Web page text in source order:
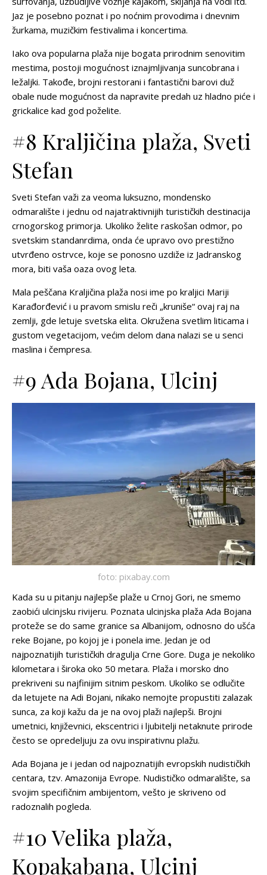
Jaz je posebno poznat i po noćnim provodima i dnevnim
žurkama, muzičkim festivalima i koncertima.
Iako ova popularna plaža nije bogata prirodnim senovitim
mestima, postoji mogućnost iznajmljivanja suncobrana i
ležaljki. Takođe, brojni restorani i fantastični barovi duž
obale nude mogućnost da napravite predah uz hladno piće i
grickalice kad god poželite.
#8 Kraljičina plaža, Sveti
Stefan
Sveti Stefan važi za veoma luksuzno, mondensko
odmaralište i jednu od najatraktivnijih turističkih destinacija
crnogorskog primorja. Ukoliko želite raskošan odmor, po
svetskim standanrdima, onda će upravo ovo prestižno
utvrđeno ostrvce, koje se ponosno uzdiže iz Jadranskog
mora, biti vaša oaza ovog leta.
Mala peščana Kraljičina plaža nosi ime po kraljici Mariji
Karađorđević i u pravom smislu reči „kruniše“ ovaj raj na
zemlji, gde letuje svetska elita. Okružena svetlim liticama i
gustom vegetacijom, većim delom dana nalazi se u senci
maslina i čempresa.
#9 Ada Bojana, Ulcinj
foto: pixabay.com
Kada su u pitanju najlepše plaže u Crnoj Gori, ne smemo
zaobići ulcinjsku rivijeru. Poznata ulcinjska plaža Ada Bojana
proteže se do same granice sa Albanijom, odnosno do ušća
reke Bojane, po kojoj je i ponela ime. Jedan je od
najpoznatijih turističkih dragulja Crne Gore. Duga je nekoliko
kilometara i široka oko 50 metara. Plaža i morsko dno
prekriveni su najfinijim sitnim peskom. Ukoliko se odlučite
da letujete na Adi Bojani, nikako nemojte propustiti zalazak
sunca, za koji kažu da je na ovoj plaži najlepši. Brojni
umetnici, književnici, ekscentrici i ljubitelji netaknute prirode
često se opredeljuju za ovu inspirativnu plažu.
Ada Bojana je i jedan od najpoznatijih evropskih nudističkih
centara, tzv. Amazonija Evrope. Nudističko odmaralište, sa
svojim specifičnim ambijentom, vešto je skriveno od
radoznalih pogleda.
#10 Velika plaža,
Kopakabana, Ulcinj